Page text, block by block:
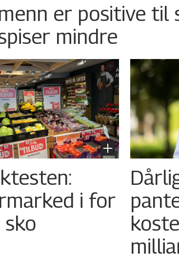
er positive til
mindre
i for